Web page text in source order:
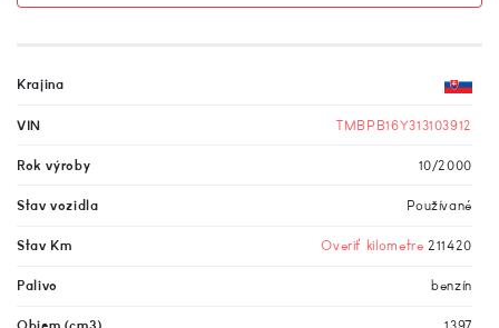
Krajina
VIN TMBPB16Y313103912
Rok výroby 10/2000
Stav vozidla Používané
Stav Km Overiť kilometre 211420
Palivo benzín